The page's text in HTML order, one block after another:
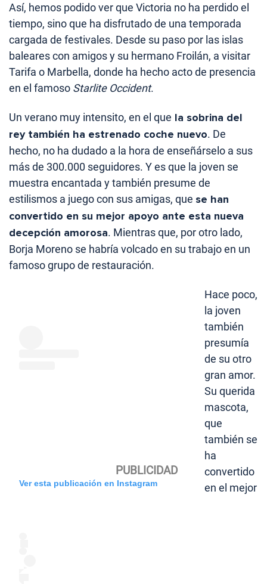
Así, hemos podido ver que Victoria no ha perdido el
tiempo, sino que ha disfrutado de una temporada
cargada de festivales. Desde su paso por las islas
baleares con amigos y su hermano Froilán, a visitar
Tarifa o Marbella, donde ha hecho acto de presencia
en el famoso Starlite Occident.
Un verano muy intensito, en el que la sobrina del
rey también ha estrenado coche nuevo. De
hecho, no ha dudado a la hora de enseñárselo a sus
más de 300.000 seguidores. Y es que la joven se
muestra encantada y también presume de
estilismos a juego con sus amigas, que se han
convertido en su mejor apoyo ante esta nueva
decepción amorosa. Mientras que, por otro lado,
Borja Moreno se habría volcado en su trabajo en un
famoso grupo de restauración.
Ver esta publicación en Instagram
Hace poco,
la joven
también
presumía
de su otro
gran amor.
Su querida
mascota,
que
también se
ha
convertido
en el mejor